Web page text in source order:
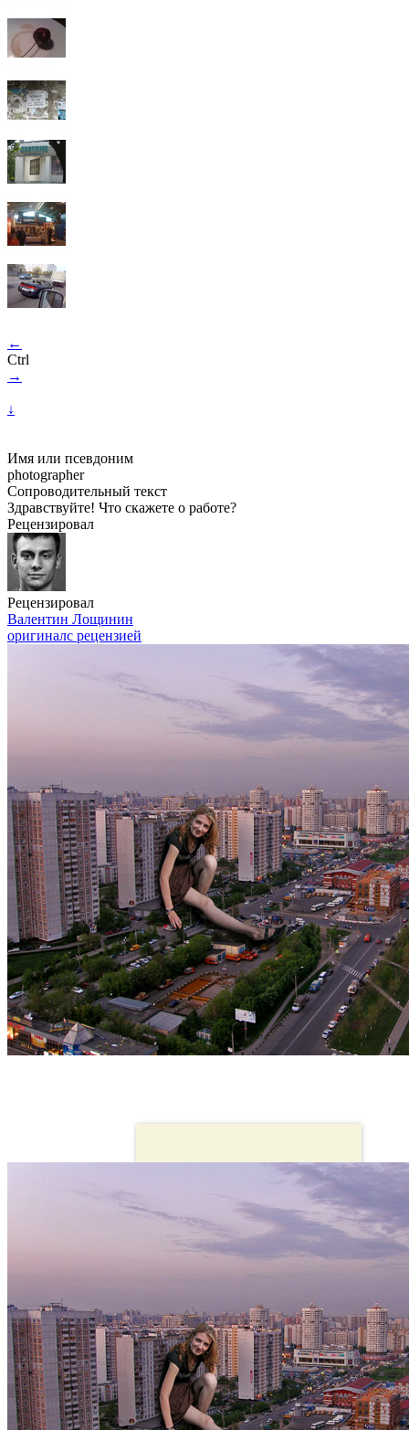
←
Ctrl
→
↓
Имя или псевдоним
photographer
Сопроводительный текст
Здравствуйте! Что скажете о работе?
Рецензировал
Рецензировал
Валентин Лощинин
оригиналс рецензией